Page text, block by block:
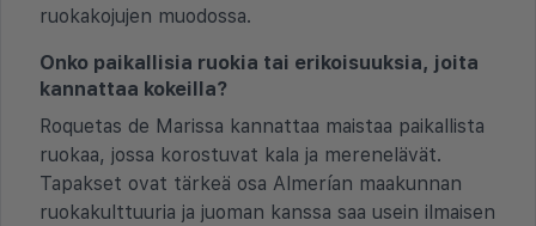
ruokakojujen muodossa.
Onko paikallisia ruokia tai erikoisuuksia, joita
kannattaa kokeilla?
Roquetas de Marissa kannattaa maistaa paikallista
ruokaa, jossa korostuvat kala ja merenelävät.
Tapakset ovat tärkeä osa Almerían maakunnan
ruokakulttuuria ja juoman kanssa saa usein ilmaisen